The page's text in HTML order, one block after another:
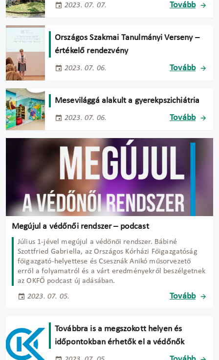
2023. 07. 07. Tovább
Országos Szakmai Tanulmányi Verseny –
értékelő rendezvény
2023. 07. 06. Tovább
Mesevilággá alakult a gyerekpszichiátria
2023. 07. 06. Tovább
Megújul a védőnői rendszer – podcast
Július 1-jével megújul a védőnői rendszer. Bábiné
Szottfried Gabriella, az Országos Kórházi Főigazgatóság
főigazgató-helyettese és Csesznák Anikó műsorvezető
erről a folyamatról és a várt eredményekről beszélgetnek
az OKFŐ podcast új adásában.
2023. 07. 05.
Tovább
Továbbra is a megszokott helyen és
időpontokban érhetők el a védőnők